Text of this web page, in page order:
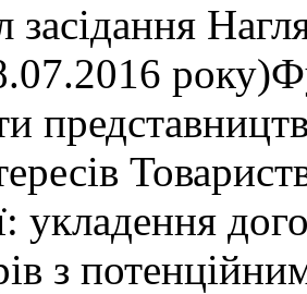
засiдання
укладення
з